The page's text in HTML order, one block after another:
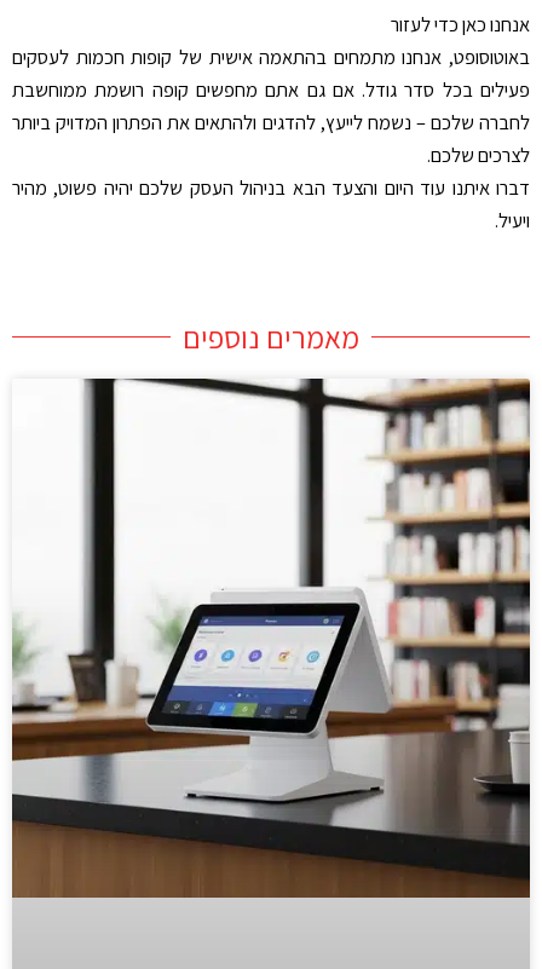
אנחנו כאן כדי לעזור
באוטוסופט, אנחנו מתמחים בהתאמה אישית של קופות חכמות לעסקים
פעילים בכל סדר גודל. אם גם אתם מחפשים קופה רושמת ממוחשבת
לחברה שלכם – נשמח לייעץ, להדגים ולהתאים את הפתרון המדויק ביותר
לצרכים שלכם.
דברו איתנו עוד היום והצעד הבא בניהול העסק שלכם יהיה פשוט, מהיר
ויעיל.
מאמרים נוספים